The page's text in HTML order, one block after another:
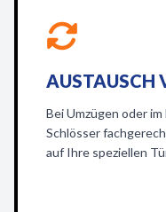
AUSTAUSCH
Bei Umzügen oder
Schlösser
auf Ihre speziellen